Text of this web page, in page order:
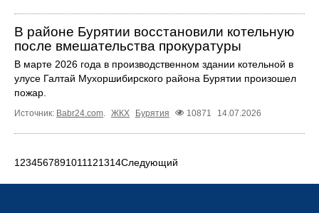
В районе Бурятии восстановили котельную
после вмешательства прокуратуры
В марте 2026 года в производственном здании котельной в
улусе Галтай Мухоршибирского района Бурятии произошел
пожар.
Источник: Babr24.com. ЖКХ Бурятия 10871 14.07.2026
1234567891011121314Следующий